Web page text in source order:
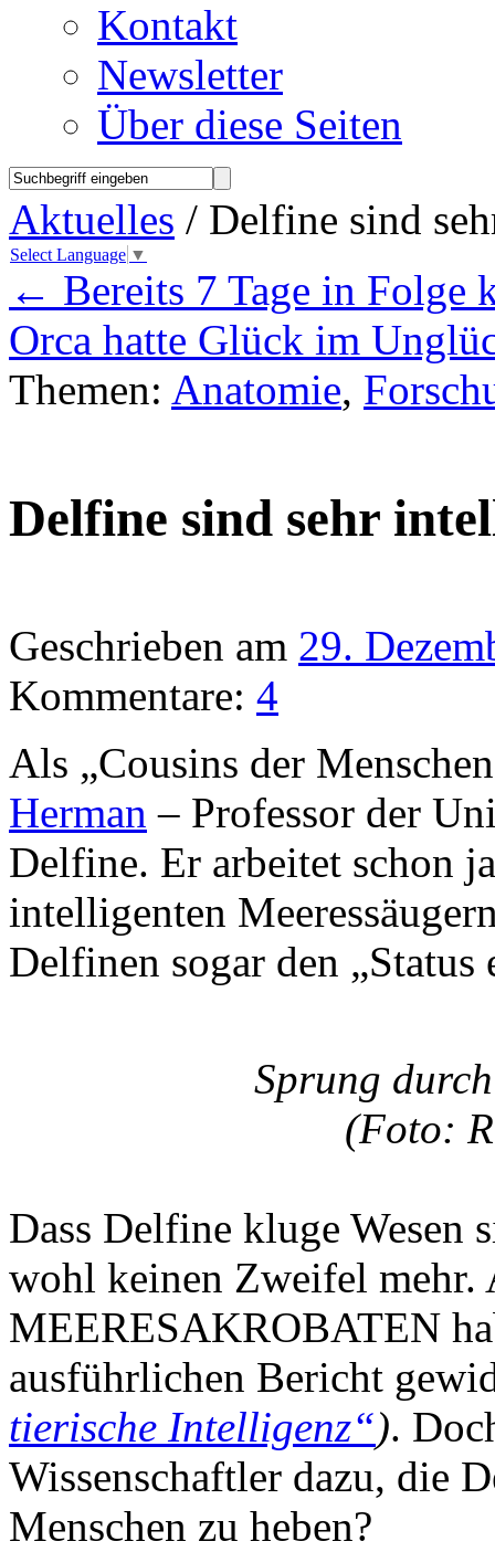
Kontakt
Newsletter
Über diese Seiten
Aktuelles / Delfine sind
Select Language ▼
← Bereits 7 Tage in Folge
Orca hatte Glück im
Themen: Anatomie,
Delfine sind sehr
Geschrieben am 29.
Kommentare: 4
Als „Cousins der
Herman – Professor der
Delfine. Er arbeitet schon
intelligenten
Delfinen sogar den
Sprung
(Foto:
Dass Delfine kluge Wesen
wohl keinen Zweifel mehr.
MEERESAKROBATEN
ausführlichen Bericht
tierische Intelligenz“).
Wissenschaftler dazu, die
Menschen zu heben?